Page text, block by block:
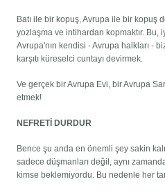
Batı ile bir kopuş, Avrupa ile bir kopuş
yozlaşma ve intihardan kopmaktır. Bu,
Avrupa'nın kendisi - Avrupa halkları -
karşıtı küreselci cuntayı devirmek.
Ve gerçek bir Avrupa Evi, bir Avrupa
etmek!
NEFRETİ DURDUR
Bence şu anda en önemli şey sakin
sadece düşmanları değil, aynı
kimse beklemiyordu. Bu nedenle her